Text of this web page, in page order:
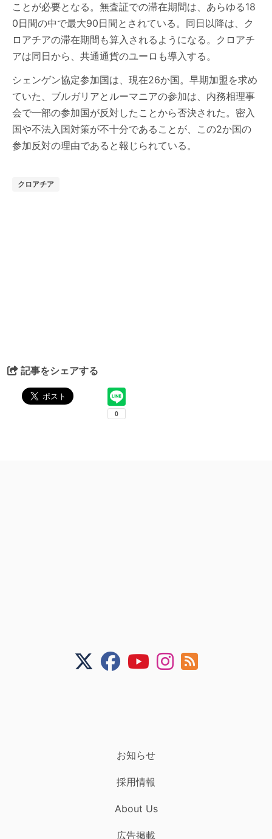
ことが必要となる。無査証での滞在期間は、あらゆる18
0日間の中で最大90日間とされている。同日以降は、ク
ロアチアの滞在期間も算入されるようになる。クロアチ
アは同日から、共通通貨のユーロも導入する。
シェンゲン協定参加国は、現在26か国。早期加盟を求め
ていた、ブルガリアとルーマニアの参加は、内務相理事
会で一部の参加国が反対したことから否決された。密入
国や不法入国対策が不十分であることが、この2か国の
参加反対の理由であると報じられている。
クロアチア
記事をシェアする
お知らせ
採用情報
About Us
広告掲載